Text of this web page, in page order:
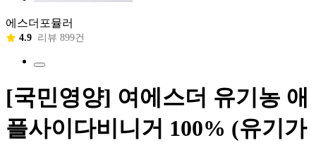
에스더포뮬러
4.9 리뷰 899건
[국민영양] 여에스더 유기농 애
플사이다비니거 100% (유기가